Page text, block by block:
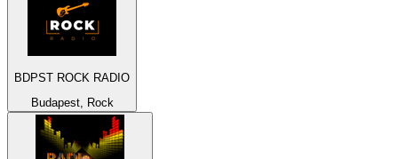
BDPST ROCK RADIO
Budapest, Rock